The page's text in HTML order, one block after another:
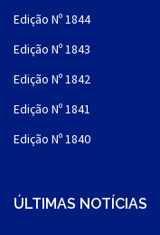
Edição Nº 1844
Edição Nº 1843
Edição Nº 1842
Edição Nº 1841
Edição Nº 1840
ÚLTIMAS NOTÍCIAS